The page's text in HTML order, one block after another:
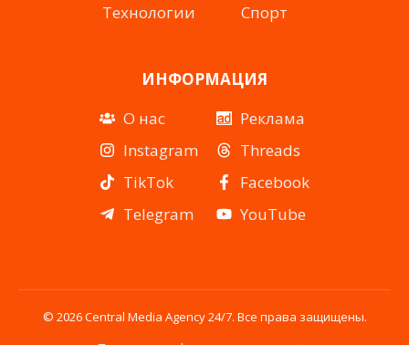
Технологии
Спорт
ИНФОРМАЦИЯ
О нас
Instagram
TikTok
Telegram
Реклама
Threads
Facebook
YouTube
© 2026 Central Media Agency 24/7. Все права защищены.